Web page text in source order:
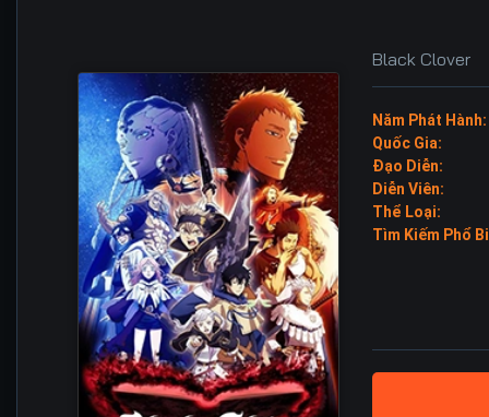
Black Clover
Năm Phát Hành:
Quốc Gia:
Đạo Diễn:
Diễn Viên:
Thể Loại:
Tìm Kiếm Phổ